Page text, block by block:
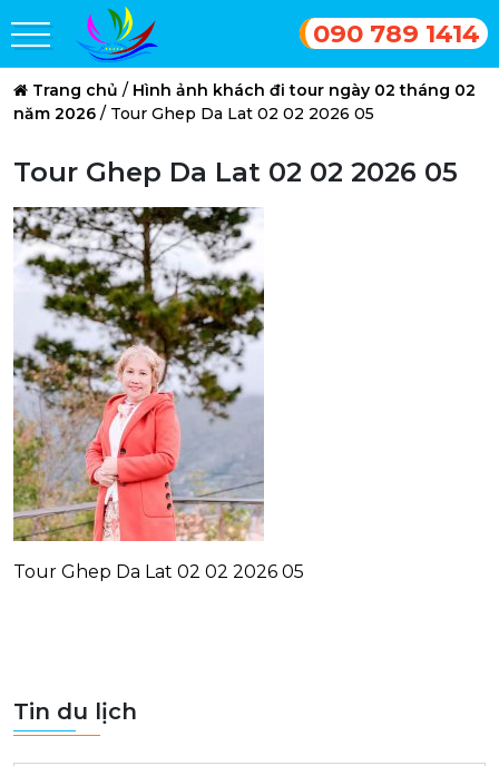
090 789 1414
Trang chủ / Hình ảnh khách đi tour ngày 02 tháng 02
năm 2026 / Tour Ghep Da Lat 02 02 2026 05
Tour Ghep Da Lat 02 02 2026 05
Tour Ghep Da Lat 02 02 2026 05
Tin du lịch